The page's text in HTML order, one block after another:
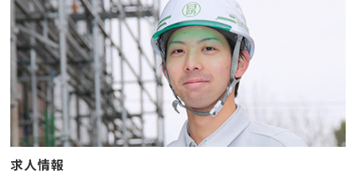
求人情報